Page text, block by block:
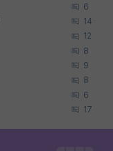
6
14
12
8
9
8
6
17